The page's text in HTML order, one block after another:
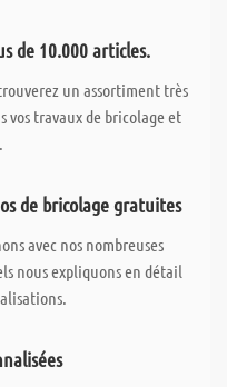
de 10.000 articles.
un assortiment très
vos travaux de bricolage et
de bricolage gratuites
avec nos nombreuses
nous expliquons en détail